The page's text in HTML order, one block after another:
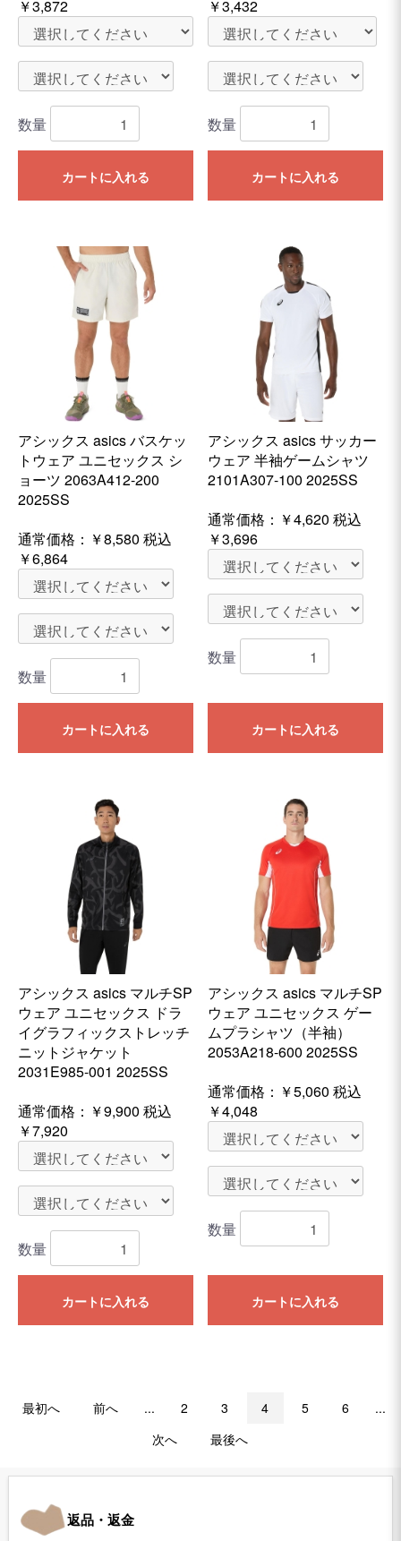
￥3,872
数量
カートに入れる
￥3,432
数量
カートに入れる
アシックス asics バスケッ
トウェア ユニセックス シ
ョーツ 2063A412-200
2025SS
通常価格： ￥8,580 税込
￥6,864
数量
カートに入れる
アシックス asics サッカー
ウェア 半袖ゲームシャツ
2101A307-100 2025SS
通常価格： ￥4,620 税込
￥3,696
数量
カートに入れる
アシックス asics マルチSP
ウェア ユニセックス ドラ
イグラフィックストレッチ
ニットジャケット
2031E985-001 2025SS
通常価格： ￥9,900 税込
￥7,920
数量
カートに入れる
アシックス asics マルチSP
ウェア ユニセックス ゲー
ムプラシャツ（半袖）
2053A218-600 2025SS
通常価格： ￥5,060 税込
￥4,048
数量
カートに入れる
最初へ 前へ ... 2 3 4 5 6
...
次へ
最後へ
返品・返金